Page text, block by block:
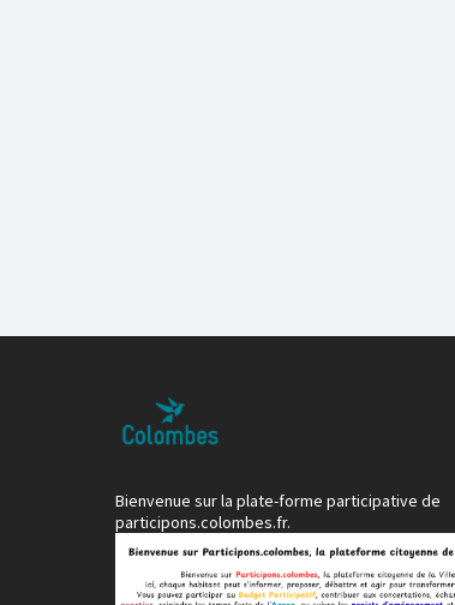
Bienvenue sur la plate-forme participative de
participons.colombes.fr.